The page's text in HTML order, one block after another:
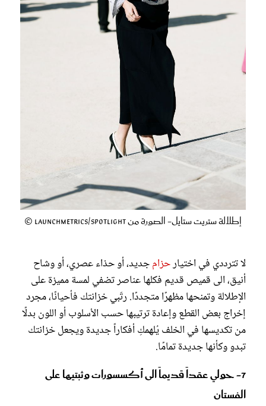
إطلالة ستريت ستايل- الصورة من Launchmetrics/Spotlight ©
لا تترددي في اختيارحزامجديد، أو حذاء عصري، أو وشاح
أنيق، الى قميص قديم فكلها عناصر تضفي لمسة مميزة على
الإطلالة وتمنحها مظهرًا متجددًا. رتّبي خزانتك فأحيانًا، مجرد
إخراج بعض القطع وإعادة ترتيبها حسب الأسلوب أو اللون بدلًا
من تكديسها في الخلف يُلهمكِ أفكاراً جديدة ويجعل خزانتك
تبدو وكأنها جديدة تمامًا.
7- حولي عقداً قديماً الى أكسسورات وثبتيها على
الفستان